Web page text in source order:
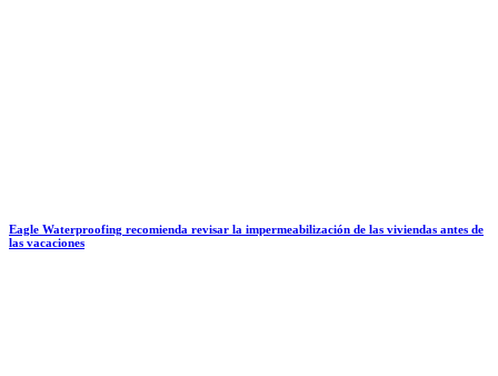
Eagle Waterproofing recomienda revisar la impermeabilización de las viviendas antes de
las vacaciones